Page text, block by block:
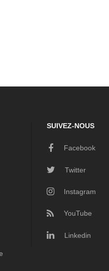
SUIVEZ-NOUS
Facebook
Twitter
Instagram
YouTube
Linkedin